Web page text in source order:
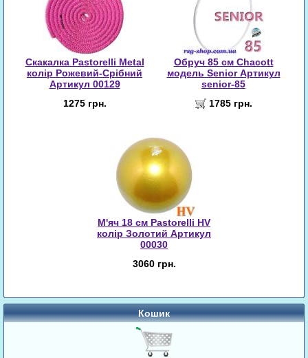
Скакалка Pastorelli Metal
колір Рожевий-Срібний
Артикул 00129
1275 грн.
Обруч 85 cм Chacott
модель Senior Артикул
senior-85
1785 грн.
М'яч 18 см Pastorelli HV
колір Золотий Артикул
00030
3060 грн.
Кошик